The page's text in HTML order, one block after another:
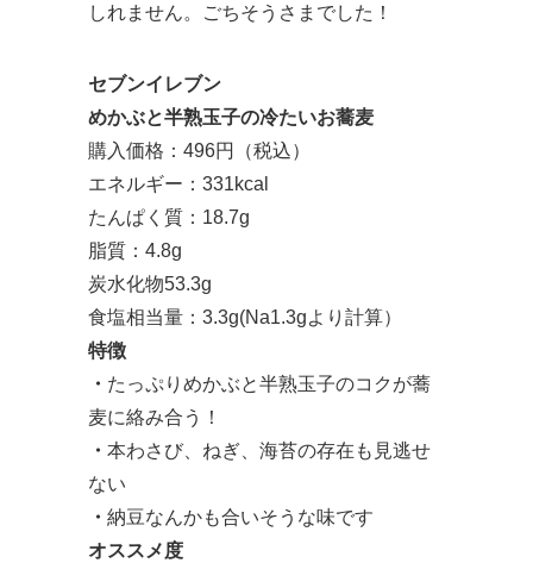
しれません。ごちそうさまでした！
セブンイレブン
めかぶと半熟玉子の冷たいお蕎麦
購入価格：496円（税込）
エネルギー：331kcal
たんぱく質：18.7g
脂質：4.8g
炭水化物53.3g
食塩相当量：3.3g(Na1.3gより計算）
特徴
・ たっぷりめかぶと半熟玉子のコクが蕎
麦に絡み合う！
・ 本わさび、ねぎ、海苔の存在も見逃せ
ない
・ 納豆なんかも合いそうな味です
オススメ度